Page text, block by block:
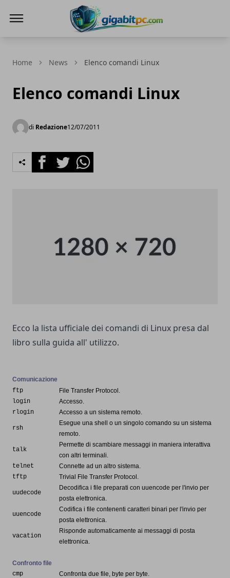
Home News Elenco comandi Linux
Elenco comandi Linux
di Redazione12/07/2011
FacebookTwitterWhatsapp
Ecco la lista ufficiale dei comandi di Linux presa dal
libro sulla guida all' utilizzo.
Comunicazione
ftp
File Transfer Protocol.
login
Accesso.
rlogin
Accesso a un sistema remoto.
rsh
Esegue una shell o un singolo comando su un sistema
remoto.
talk
Permette di scambiare messaggi in maniera interattiva
con altri terminali.
telnet
Connette ad un altro sistema.
tftp
Trivial File Transfer Protocol.
uudecode
Decodifica i file preparati con uuencode per l'invio per
posta elettronica.
uuencode
Codifica i file contenenti caratteri binari per l'invio per
posta elettronica.
vacation
Risponde automaticamente ai messaggi di posta
elettronica.
Confronto file
cmp
Confronta due file, byte per byte.